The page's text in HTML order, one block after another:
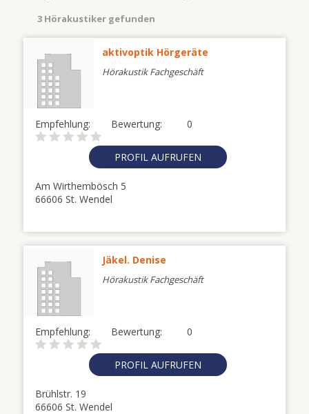
3 Hörakustiker gefunden
aktivoptik Hörgeräte
Hörakustik Fachgeschäft
Empfehlung: 0
Bewertung:
PROFIL AUFRUFEN
Am Wirthembösch 5
66606 St. Wendel
Jäkel. Denise
Hörakustik Fachgeschäft
Empfehlung: 0
Bewertung:
PROFIL AUFRUFEN
Brühlstr. 19
66606 St. Wendel